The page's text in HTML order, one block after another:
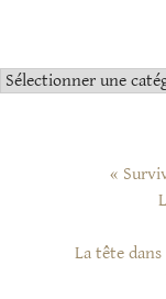
Catégories
«
La tête